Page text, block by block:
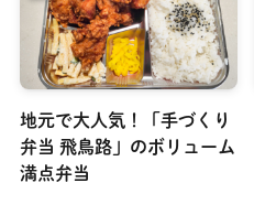
地元で大人気！「手づくり
弁当 飛鳥路」のボリューム
満点弁当